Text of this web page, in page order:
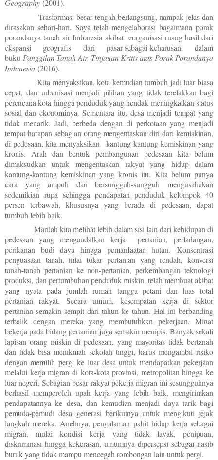
Geography (2001).
Trasformasi besar tengah berlangsung, nampak jelas dan
dirasakan sehari-hari. Saya telah mengelaborasi bagaimana porak
porandanya tanah air Indonesia akibat reorganisasi ruang hasil dari
ekspansi geografis dari pasar-sebagai-keharusan, dalam
buku Panggilan Tanah Air, Tinjauan Kritis atas Porak Porandanya
Indonesia (2016).
Kita menyaksikan, kota kemudian tumbuh jadi luar biasa
cepat, dan urbanisasi menjadi pilihan yang tidak terelakkan bagi
perencana kota hingga penduduk yang hendak meningkatkan status
sosial dan ekonominya. Sementara itu, desa menjadi tempat yang
tidak menarik. Jadi, berbeda dengan di perkotaan yang menjadi
tempat harapan sebagian orang mengentaskan diri dari kemiskinan,
di pedesaan, kita menyaksikan kantung-kantung kemiskinan yang
kronis. Arah dan bentuk pembangunan pedesaan kita belum
dimaksudkan untuk mengentaskan rakyat yang hidup dalam
kantung-kantung kemiskinan yang kronis itu. Kita belum punya
cara yang ampuh dan bersungguh-sungguh mengusahakan
sedemikian rupa sehingga pendapatan penduduk kelompok 40
persen terbawah, khususnya yang berada di pedesaan, dapat
tumbuh lebih baik.
Marilah kita melihat lebih dalam sisi lain dari kehidupan di
pedesaan yang mengandalkan kerja pertanian, perladangan,
perikanan budi daya hingga pemanfaatan hutan. Konsentrasi
penguasaan tanah, nilai tukar pertanian yang rendah, konversi
tanah-tanah pertanian ke non-pertanian, perkembangan teknologi
produksi, dan pertumbuhan penduduk miskin, telah membuat akibat
yang nyata pada jumlah rumah tangga petani dan luas total
pertanian rakyat.Secara umum, kesempatan kerja di sektor
pertanian semakin sempit dari tahun ke tahun. Hal ini berbanding
terbalik dengan mereka yang membutuhkan pekerjaan. Minat
bekerja pada bidang pertanian juga semakin menipis. Banyak sekali
lapisan orang miskin di pedesaan, yang mayoritas tidak bertanah
dan tidak bisa menikmati sekolah tinggi, harus mengambil risiko
dengan memilih pergi ke luar desa untuk mendapatkan pekerjaan
melalui kerja migran di kota-kota provinsi, metropolitan hingga ke
luar negeri. Sebagian besar rakyat pekerja migran ini sesungguhnya
berhasil memperoleh upah kerja yang lebih baik, mengirimkan
pendapatannya ke desa, dan kemudian menjadi daya tarik bagi
pemuda-pemudi desa generasi berikutnya untuk mengikuti jejak
langkah mereka. Anehnya, pengalaman pahit hidup kerja sebagai
migran, mulai kondisi kerja yang tidak layak, penipuan,
diskriminasi hingga kekerasan, umumnya dipersepsi sebagai nasib
buruk yang tidak mampu mencegah rombongan lain untuk pergi.